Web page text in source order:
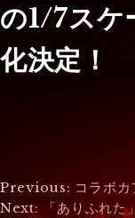
の1/7スケ
化決定！
投
Previous: コラボカ
Next:
「ありふれ